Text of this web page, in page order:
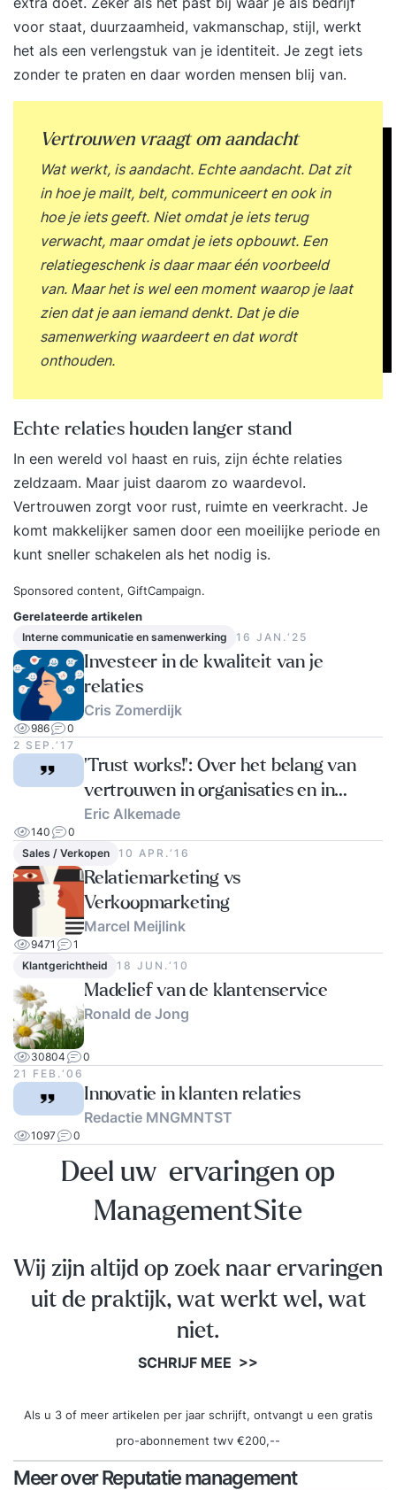
voor staat, duurzaamheid, vakmanschap, stijl, werkt
het als een verlengstuk van je identiteit. Je zegt iets
zonder te praten en daar worden mensen blij van.
Vertrouwen vraagt om aandacht
Wat werkt, is aandacht. Echte aandacht. Dat zit
in hoe je mailt, belt, communiceert en ook in
hoe je iets geeft. Niet omdat je iets terug
verwacht, maar omdat je iets opbouwt. Een
relatiegeschenk is daar maar één voorbeeld
van. Maar het is wel een moment waarop je laat
zien dat je aan iemand denkt. Dat je die
samenwerking waardeert en dat wordt
onthouden.
Echte relaties houden langer stand
In een wereld vol haast en ruis, zijn échte relaties
zeldzaam. Maar juist daarom zo waardevol.
Vertrouwen zorgt voor rust, ruimte en veerkracht. Je
komt makkelijker samen door een moeilijke periode en
kunt sneller schakelen als het nodig is.
Sponsored content, GiftCampaign.
Gerelateerde artikelen
Interne communicatie en samenwerking 16 JAN.‘25
Investeer in de kwaliteit van je
relaties
Cris Zomerdijk
986
0
2 SEP.‘17
‘Trust works!’: Over het belang van
vertrouwen in organisaties en in
relaties
Eric Alkemade
140
0
Sales / Verkopen
10 APR.‘16
Relatiemarketing vs
Verkoopmarketing
Marcel Meijlink
9471
1
Klantgerichtheid
18 JUN.‘10
Madelief van de klantenservice
Ronald de Jong
30804
0
21 FEB.‘06
Innovatie in klanten relaties
Redactie MNGMNTST
1097 0
Deel uw ervaringen op
ManagementSite
Wij zijn altijd op zoek naar ervaringen
uit de praktijk, wat werkt wel, wat
niet.
SCHRIJF MEE >>
Als u 3 of meer artikelen per jaar schrijft, ontvangt u een gratis
pro-abonnement twv €200,--
Meer over Reputatie management